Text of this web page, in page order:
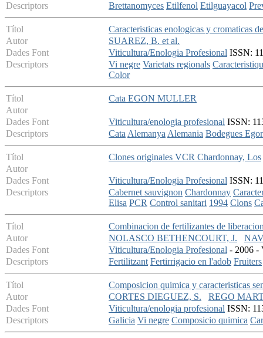
Descriptors
Brettanomyces Etilfenol Etilguayacol
Títol
Caracteristicas enologicas y cromaticas
Autor
SUAREZ, B. et al.
Dades Font
Viticultura/Enologia Profesional ISSN:
Descriptors
Vi negre Varietats regionals
Color
Títol
Cata EGON MULLER
Autor
Dades Font
Viticultura/enologia profesional ISSN:
Descriptors
CataAlemanyaAlemania Bodegues
Títol
Clones originales VCR Chardonnay, Los
Autor
Dades Font
Viticultura/Enologia Profesional ISSN:
Descriptors
Cabernet sauvignon Chardonnay
Elisa PCR Control sanitari 1994 Clons
Títol
Combinacion de fertilizantes de
Autor
NOLASCO BETHENCOURT, J.
Dades Font
Viticultura/Enologia Profesional - 2006 -
Descriptors
Fertilitzant Fertirrigacio en l'adob Fruiters
Títol
Composicion quimica y caracteristicas
Autor
CORTES DIEGUEZ, S.
REGO
Dades Font
Viticultura/enologia profesional ISSN:
Descriptors
Galicia Vi negre Composicio quimica